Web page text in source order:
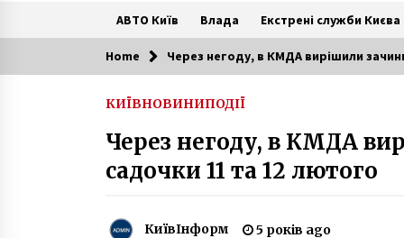
АВТО Київ Влада Екстрені служби Києва
Читають зараз
коронавірус, народила дитину
6 років ago
тролейбусів
Home Через негоду, в КМДА вирішили
КИЇВНОВИНИПОДІЇ
Через негоду, в КМДА
садочки 11 та 12 лютого
КиївІнформ 5 років ago